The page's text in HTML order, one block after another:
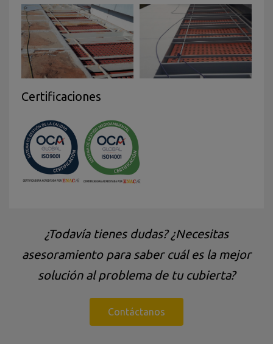
Certificaciones
¿Todavía tienes dudas? ¿Necesitas
asesoramiento para saber cuál es la mejor
solución al problema de tu cubierta?
Contáctanos